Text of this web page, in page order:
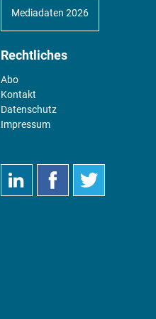
Mediadaten 2026
Rechtliches
Abo
Kontakt
Datenschutz
Impressum